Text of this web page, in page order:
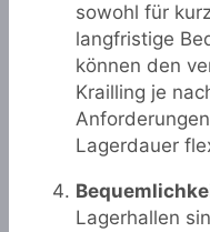
sowohl für
langfristige
können den
Krailling je
Lagerdauer
Lagerhallen